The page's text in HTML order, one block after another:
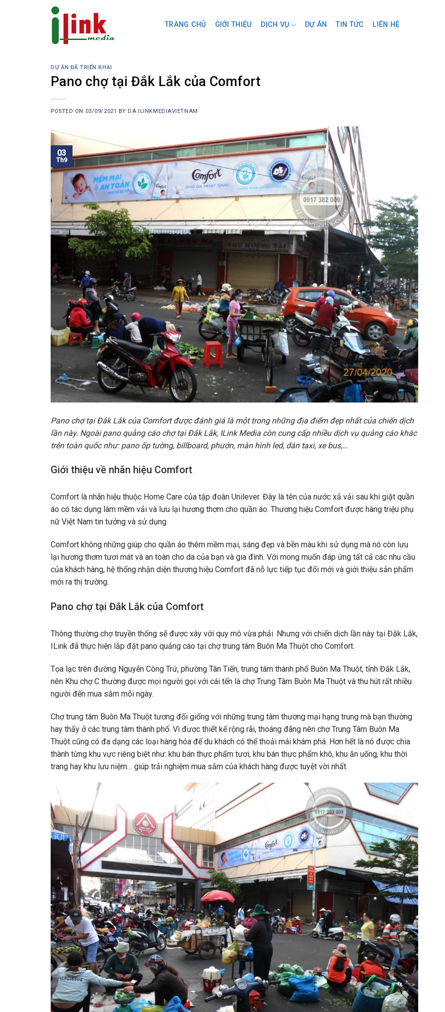
TRANG CHỦ GIỚI THIỆU DỊCH VỤ DỰ ÁN TIN TỨC LIÊN HỆ
DỰ ÁN ĐÃ TRIỂN KHAI
Pano chợ tại Đắk Lắk của Comfort
POSTED ON 03/09/2021 BY DA ILINKMEDIAVIETNAM
03
Th9
Pano chợ tại Đắk Lắk của Comfort được đánh giá là một trong những địa điểm đẹp nhất của chiến dịch
lần này. Ngoài pano quảng cáo chợ tại Đắk Lắk, ILink Media còn cung cấp nhiều dịch vụ quảng cáo khác
trên toàn quốc như: pano ốp tường, billboard, phướn, màn hình led, dán taxi, xe bus,…
Giới thiệu về nhãn hiệu Comfort
Comfort là nhãn hiệu thuộc Home Care của tập đoàn Unilever. Đây là tên của nước xả vải sau khi giặt quần
áo có tác dụng làm mềm vải và lưu lại hương thơm cho quần áo. Thương hiệu Comfort được hàng triệu phụ
nữ Việt Nam tin tưởng và sử dụng.
Comfort không những giúp cho quần áo thêm mềm mại, sáng đẹp và bền màu khi sử dụng mà nó còn lưu
lại hương thơm tươi mát và an toàn cho da của bạn và gia đình. Với mong muốn đáp ứng tất cả các nhu cầu
của khách hàng, hệ thống nhận diện thương hiệu Comfort đã nỗ lực tiếp tục đổi mới và giới thiệu sản phẩm
mới ra thị trường.
Pano chợ tại Đắk Lắk của Comfort
Thông thường chợ truyền thống sẽ được xây với quy mô vừa phải. Nhưng với chiến dịch lần này tại Đắk Lắk,
ILink đã thực hiện lắp đặt pano quảng cáo tại chợ trung tâm Buôn Ma Thuột cho Comfort.
Tọa lạc trên đường Nguyễn Công Trứ, phường Tân Tiến, trung tâm thành phố Buôn Ma Thuột, tỉnh Đắk Lắk,
nên Khu chợ C thường được mọi người gọi với cái tến là chợ Trung Tâm Buôn Ma Thuột và thu hút rất nhiều
người đến mua sắm mỗi ngày.
Chợ trung tâm Buôn Ma Thuột tương đối giống với những trung tâm thương mại hạng trung mà bạn thường
hay thấy ở các trung tâm thành phố. Vì được thiết kế rộng rãi, thoáng đãng nên chợ Trung Tâm Buôn Ma
Thuột cũng có đa dạng các loại hàng hóa để du khách có thể thoải mái khám phá. Hơn hết là nó được chia
thành từng khu vực riêng biệt như: khu bán thực phẩm tươi, khu bán thực phẩm khô, khu ăn uống, khu thời
trang hay khu lưu niệm… giúp trải nghiệm mua sắm của khách hàng được tuyệt vời nhất.